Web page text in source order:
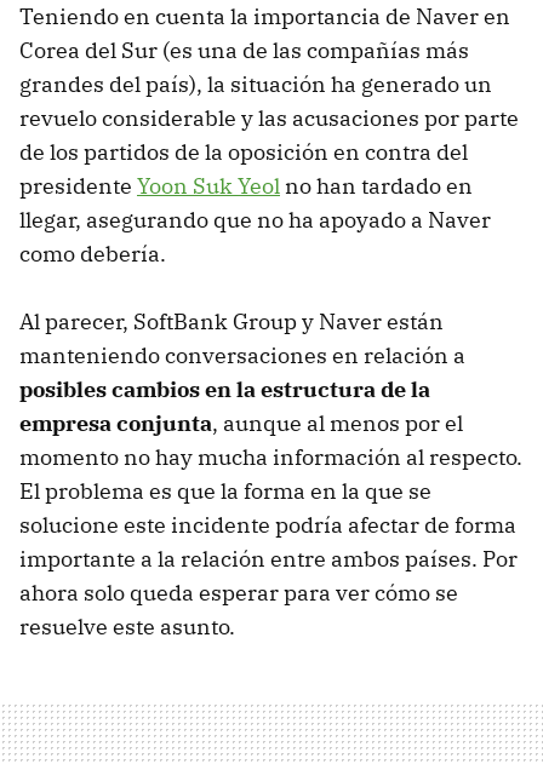
Teniendo en cuenta la importancia de Naver en
Corea del Sur (es una de las compañías más
grandes del país), la situación ha generado un
revuelo considerable y las acusaciones por parte
de los partidos de la oposición en contra del
presidente Yoon Suk Yeol no han tardado en
llegar, asegurando que no ha apoyado a Naver
como debería.
Al parecer, SoftBank Group y Naver están
manteniendo conversaciones en relación a
posibles cambios en la estructura de la
empresa conjunta, aunque al menos por el
momento no hay mucha información al respecto.
El problema es que la forma en la que se
solucione este incidente podría afectar de forma
importante a la relación entre ambos países. Por
ahora solo queda esperar para ver cómo se
resuelve este asunto.